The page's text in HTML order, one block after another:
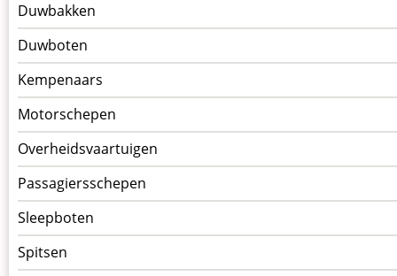
Duwbakken
Duwboten
Kempenaars
Motorschepen
Overheidsvaartuigen
Passagiersschepen
Sleepboten
Spitsen